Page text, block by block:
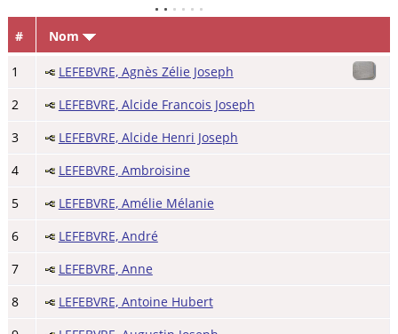
# Nom
1
LEFEBVRE, Agnès Zélie Joseph
2
LEFEBVRE, Alcide Francois Joseph
3
LEFEBVRE, Alcide Henri Joseph
4
LEFEBVRE, Ambroisine
5
LEFEBVRE, Amélie Mélanie
6
LEFEBVRE, André
7
LEFEBVRE, Anne
8
LEFEBVRE, Antoine Hubert